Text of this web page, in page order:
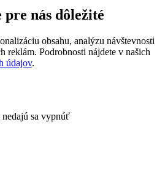
pre nás dôležité
obsahu, analýzu návštevnosti
reklám. Podrobnosti nájdete v našich
údajov.
sa vypnúť